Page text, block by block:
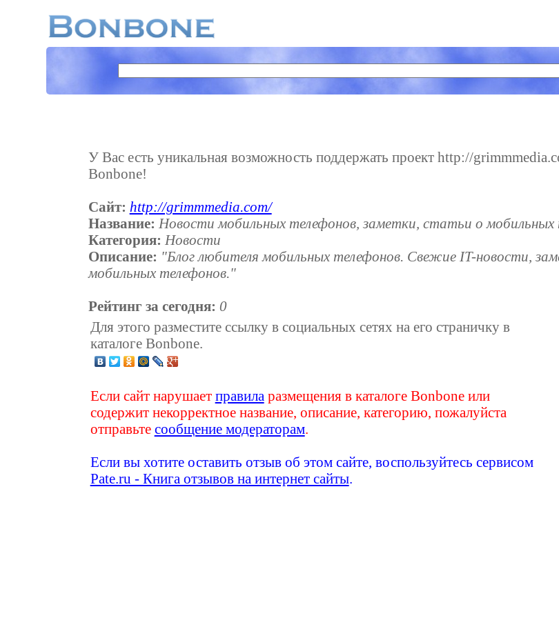
У Вас есть уникальная возможность поддержать проект http://
Bonbone!
Сайт: http://grimmmedia.com/
Название: Новости мобильных телефонов, заметки, статьи о мобильных
Категория: Новости
Описание: "Блог любителя мобильных телефонов. Свежие IT-новости,
мобильных телефонов."
Рейтинг за сегодня: 0
Для этого разместите ссылку в социальных сетях на его страничку в
каталоге Bonbone.
Если сайт нарушает правила размещения в каталоге Bonbone или
содержит некорректное название, описание, категорию, пожалуйста
отправьте сообщение модераторам.
Если вы хотите оставить отзыв об этом сайте, воспользуйтесь сервисом
Pate.ru - Книга отзывов на интернет сайты.